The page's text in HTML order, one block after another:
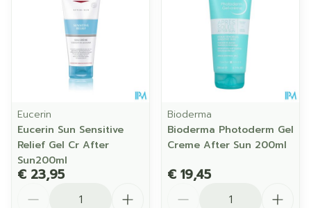
Eucerin
Eucerin Sun Sensitive
Relief Gel Cr After
Sun200ml
€ 23,95
Bioderma
Bioderma Photoderm Gel
Creme After Sun 200ml
€ 19,45